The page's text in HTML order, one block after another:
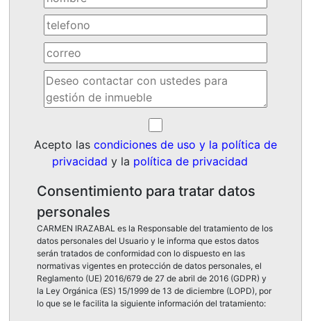
Acepto las condiciones de uso y la política de
privacidad y la política de privacidad
Consentimiento para tratar datos
personales
CARMEN IRAZABAL es la Responsable del tratamiento de los
datos personales del Usuario y le informa que estos datos
serán tratados de conformidad con lo dispuesto en las
normativas vigentes en protección de datos personales, el
Reglamento (UE) 2016/679 de 27 de abril de 2016 (GDPR) y
la Ley Orgánica (ES) 15/1999 de 13 de diciembre (LOPD), por
lo que se le facilita la siguiente información del tratamiento: